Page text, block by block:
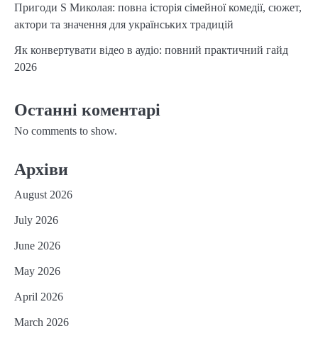
Пригоди S Миколая: повна історія сімейної комедії, сюжет,
актори та значення для українських традицій
Як конвертувати відео в аудіо: повний практичний гайд
2026
Останні коментарі
No comments to show.
Архіви
August 2026
July 2026
June 2026
May 2026
April 2026
March 2026